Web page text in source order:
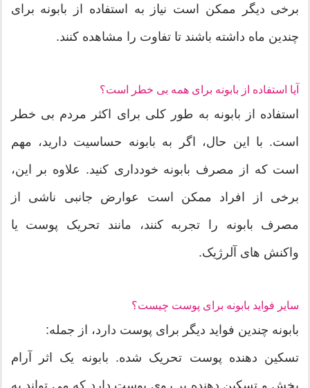
برخی دیگر ممکن است نیاز به استفاده از بابونه برای
چندین ماه داشته باشند تا تفاوت را مشاهده کنند.
آیا استفاده از بابونه برای همه بی خطر است؟
استفاده از بابونه به طور کلی برای اکثر مردم بی خطر
است. با این حال، اگر به بابونه حساسیت دارید، مهم
است که از مصرف بابونه خودداری کنید. علاوه بر این،
برخی از افراد ممکن است عوارض جانبی ناشی از
مصرف بابونه را تجربه کنند، مانند تحریک پوست یا
واکنش های آلرژیک.
سایر فواید بابونه برای پوست چیست؟
بابونه چندین فواید دیگر برای پوست دارد، از جمله:
تسکین دهنده پوست تحریک شده. بابونه یک اثر آرام